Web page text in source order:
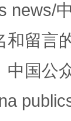
news/
和留言
中国公